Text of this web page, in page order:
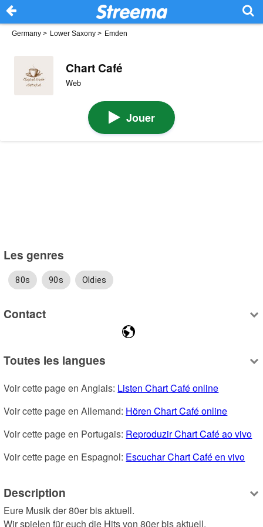
Germany > Lower Saxony > Emden
Chart Café
Web
Jouer
Les genres
80s 90s Oldies
Contact
Toutes les langues
Voir cette page en Anglais: Listen Chart Café online
Voir cette page en Allemand: Hören Chart Café online
Voir cette page en Portugais: Reproduzir Chart Café ao vivo
Voir cette page en Espagnol: Escuchar Chart Café en vivo
Description
Eure Musik der 80er bis aktuell.
Wir spielen für euch die Hits von 80er bis aktuell.